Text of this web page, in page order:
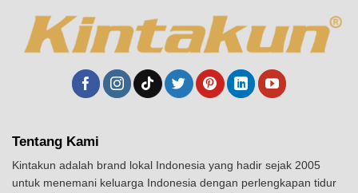
Tentang Kami
Kintakun adalah brand lokal Indonesia yang hadir sejak 2005
untuk menemani keluarga Indonesia dengan perlengkapan tidur